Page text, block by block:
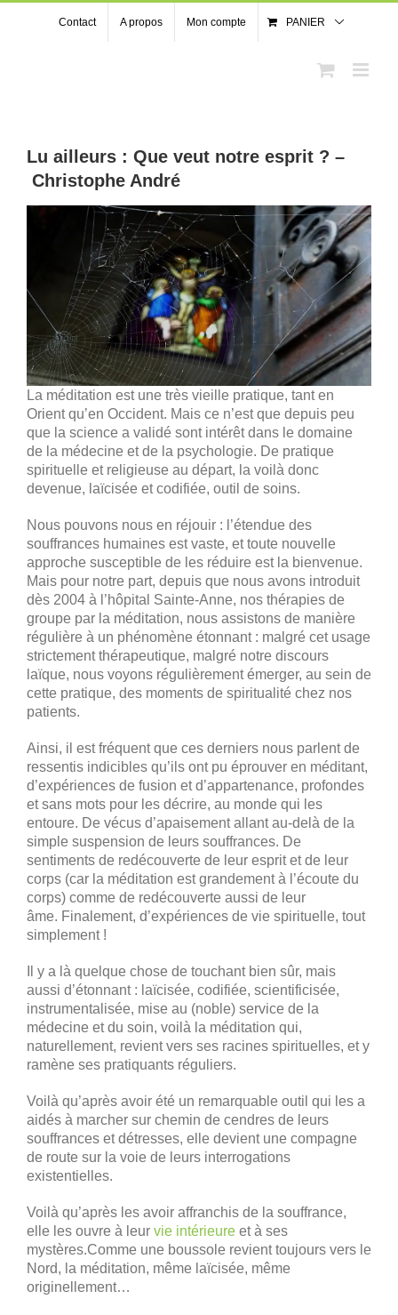
Contact A propos Mon compte PANIER
Lu ailleurs : Que veut notre esprit ? –
Christophe André
La méditation est une très vieille pratique, tant en
Orient qu’en Occident. Mais ce n’est que depuis peu
que la science a validé sont intérêt dans le domaine
de la médecine et de la psychologie. De pratique
spirituelle et religieuse au départ, la voilà donc
devenue, laïcisée et codifiée, outil de soins.
Nous pouvons nous en réjouir : l’étendue des
souffrances humaines est vaste, et toute nouvelle
approche susceptible de les réduire est la bienvenue.
Mais pour notre part, depuis que nous avons introduit
dès 2004 à l’hôpital Sainte-Anne, nos thérapies de
groupe par la méditation, nous assistons de manière
régulière à un phénomène étonnant : malgré cet usage
strictement thérapeutique, malgré notre discours
laïque, nous voyons régulièrement émerger, au sein de
cette pratique, des moments de spiritualité chez nos
patients.
Ainsi, il est fréquent que ces derniers nous parlent de
ressentis indicibles qu’ils ont pu éprouver en méditant,
d’expériences de fusion et d’appartenance, profondes
et sans mots pour les décrire, au monde qui les
entoure. De vécus d’apaisement allant au-delà de la
simple suspension de leurs souffrances. De
sentiments de redécouverte de leur esprit et de leur
corps (car la méditation est grandement à l’écoute du
corps) comme de redécouverte aussi de leur
âme. Finalement, d’expériences de vie spirituelle, tout
simplement !
Il y a là quelque chose de touchant bien sûr, mais
aussi d’étonnant : laïcisée, codifiée, scientificisée,
instrumentalisée, mise au (noble) service de la
médecine et du soin, voilà la méditation qui,
naturellement, revient vers ses racines spirituelles, et y
ramène ses pratiquants réguliers.
Voilà qu’après avoir été un remarquable outil qui les a
aidés à marcher sur chemin de cendres de leurs
souffrances et détresses, elle devient une compagne
de route sur la voie de leurs interrogations
existentielles.
Voilà qu’après les avoir affranchis de la souffrance,
elle les ouvre à leur vie intérieure et à ses
mystères.Comme une boussole revient toujours vers le
Nord, la méditation, même laïcisée, même
originellement…